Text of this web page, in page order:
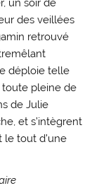
un soir de
des veillées
retrouvé
déploie telle
toute pleine de
de Julie
et s’intègrent
le tout d’une